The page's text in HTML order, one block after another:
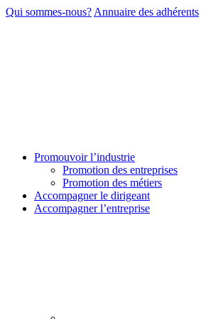
Qui sommes-nous? Annuaire des adhérents
Promouvoir l’industrie
Promotion des entreprises
Promotion des métiers
Accompagner le dirigeant
Accompagner l’entreprise